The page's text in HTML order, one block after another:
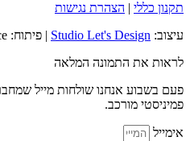
תקנון כללי | הצהרת נגישות
עיצוב: Studio Let's Design | פיתוח: ePlace
לראות את התמונה המלאה
פעם בשבוע אנחנו שולחות מייל
פמיניסטי מורכב.
אימייל